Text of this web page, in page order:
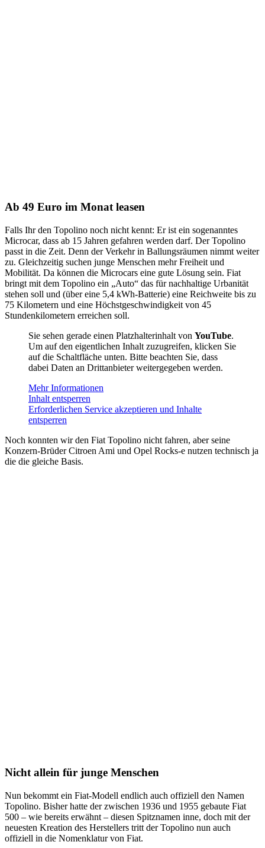
Ab 49 Euro im Monat leasen
Falls Ihr den Topolino noch nicht kennt: Er ist ein sogenanntes
Microcar, dass ab 15 Jahren gefahren werden darf. Der Topolino
passt in die Zeit. Denn der Verkehr in Ballungsräumen nimmt weiter
zu. Gleichzeitig suchen junge Menschen mehr Freiheit und
Mobilität. Da können die Microcars eine gute Lösung sein. Fiat
bringt mit dem Topolino ein „Auto“ das für nachhaltige Urbanität
stehen soll und (über eine 5,4 kWh-Batterie) eine Reichweite bis zu
75 Kilometern und eine Höchstgeschwindigkeit von 45
Stundenkilometern erreichen soll.
Sie sehen gerade einen Platzhalterinhalt von YouTube.
Um auf den eigentlichen Inhalt zuzugreifen, klicken Sie
auf die Schaltfläche unten. Bitte beachten Sie, dass
dabei Daten an Drittanbieter weitergegeben werden.
Mehr Informationen
Inhalt entsperren
Erforderlichen Service akzeptieren und Inhalte
entsperren
Noch konnten wir den Fiat Topolino nicht fahren, aber seine
Konzern-Brüder Citroen Ami und Opel Rocks-e nutzen technisch ja
die die gleiche Basis.
Nicht allein für junge Menschen
Nun bekommt ein Fiat-Modell endlich auch offiziell den Namen
Topolino. Bisher hatte der zwischen 1936 und 1955 gebaute Fiat
500 – wie bereits erwähnt – diesen Spitznamen inne, doch mit der
neuesten Kreation des Herstellers tritt der Topolino nun auch
offiziell in die Nomenklatur von Fiat.